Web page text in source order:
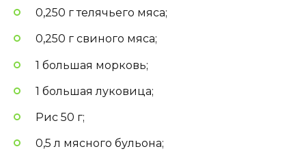
0,250 г телячьего мяса;
0,250 г свиного мяса;
1 большая морковь;
1 большая луковица;
Рис 50 г;
0,5 л мясного бульона;